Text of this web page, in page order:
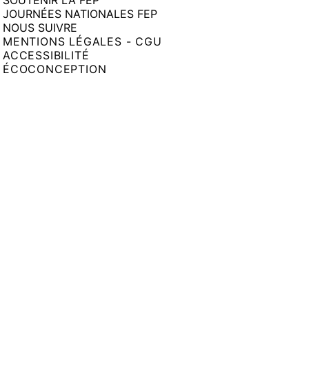
JOURNÉES NATIONALES FEP
NOUS SUIVRE
MENTIONS LÉGALES - CGU
ACCESSIBILITÉ
ÉCOCONCEPTION